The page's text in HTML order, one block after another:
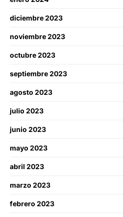
diciembre 2023
noviembre 2023
octubre 2023
septiembre 2023
agosto 2023
julio 2023
junio 2023
mayo 2023
abril 2023
marzo 2023
febrero 2023